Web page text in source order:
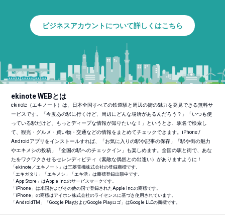
ビジネスアカウントについて詳しくはこちら
ekinote WEBとは
ekinote（エキノート）は、日本全国すべての鉄道駅と周辺の街の魅力を発見できる無料サ
ービスです。「今度あの駅に行くけど、周辺にどんな場所があるんだろう？」「いつも使
っている駅だけど、もっとディープな情報が知りたいな！」というとき、駅名で検索し
て、観光・グルメ・買い物・交通などの情報をまとめてチェックできます。iPhone /
Androidアプリをインストールすれば、「お気に入りの駅や記事の保存」「駅や街の魅力
やエキメシの投稿」「全国の駅へのチェックイン」も楽しめます。全国の駅と街で、あな
たをワクワクさせるセレンディピティ（素敵な偶然との出逢い）がありますように！
「ekinote／エキノート」は三菱電機株式会社の登録商標です。
「エキガタリ」「エキメシ」「エキ活」は商標登録出願中です。
「App Store」はApple Inc.のサービスマークです。
「iPhone」は米国およびその他の国で登録されたApple Inc.の商標です。
「iPhone」の商標はアイホン株式会社のライセンスに基づき使用されています。
「AndroidTM 」「Google PlayおよびGoogle Playロゴ」はGoogle LLCの商標です。